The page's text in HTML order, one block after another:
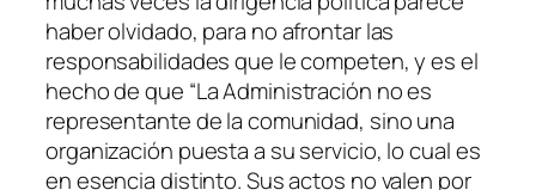
haber olvidado, para no afrontar las
responsabilidades que le competen, y es el
hecho de que “La Administración no es
representante de la comunidad, sino una
organización puesta a su servicio, lo cual es
en esencia distinto. Sus actos no valen por